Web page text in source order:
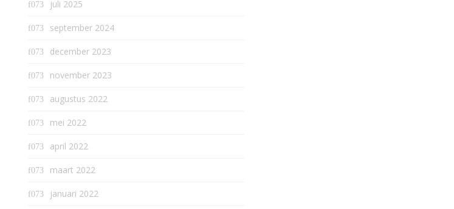
juli 2025
september 2024
december 2023
november 2023
augustus 2022
mei 2022
april 2022
maart 2022
januari 2022